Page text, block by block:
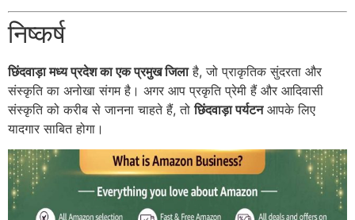
निष्कर्ष
छिंदवाड़ा मध्य प्रदेश का एक प्रमुख जिलाहै, जो प्राकृतिक सुंदरता और
संस्कृति का अनोखा संगम है। अगर आप प्रकृति प्रेमी हैं और आदिवासी
संस्कृति को करीब से जानना चाहते हैं, तोछिंदवाड़ा पर्यटनआपके लिए
यादगार साबित होगा।